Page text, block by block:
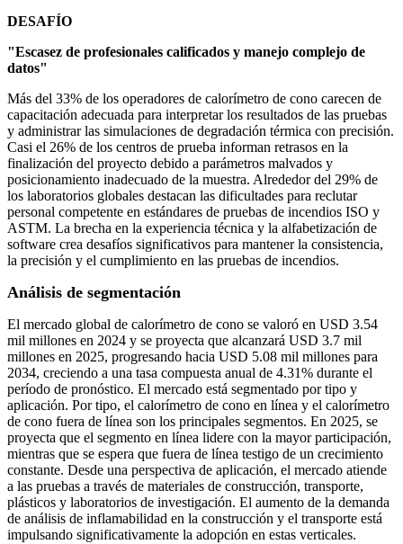
DESAFÍO
"Escasez de profesionales calificados y manejo complejo de
datos"
Más del 33% de los operadores de calorímetro de cono carecen de
capacitación adecuada para interpretar los resultados de las pruebas
y administrar las simulaciones de degradación térmica con precisión.
Casi el 26% de los centros de prueba informan retrasos en la
finalización del proyecto debido a parámetros malvados y
posicionamiento inadecuado de la muestra. Alrededor del 29% de
los laboratorios globales destacan las dificultades para reclutar
personal competente en estándares de pruebas de incendios ISO y
ASTM. La brecha en la experiencia técnica y la alfabetización de
software crea desafíos significativos para mantener la consistencia,
la precisión y el cumplimiento en las pruebas de incendios.
Análisis de segmentación
El mercado global de calorímetro de cono se valoró en USD 3.54
mil millones en 2024 y se proyecta que alcanzará USD 3.7 mil
millones en 2025, progresando hacia USD 5.08 mil millones para
2034, creciendo a una tasa compuesta anual de 4.31% durante el
período de pronóstico. El mercado está segmentado por tipo y
aplicación. Por tipo, el calorímetro de cono en línea y el calorímetro
de cono fuera de línea son los principales segmentos. En 2025, se
proyecta que el segmento en línea lidere con la mayor participación,
mientras que se espera que fuera de línea testigo de un crecimiento
constante. Desde una perspectiva de aplicación, el mercado atiende
a las pruebas a través de materiales de construcción, transporte,
plásticos y laboratorios de investigación. El aumento de la demanda
de análisis de inflamabilidad en la construcción y el transporte está
impulsando significativamente la adopción en estas verticales.